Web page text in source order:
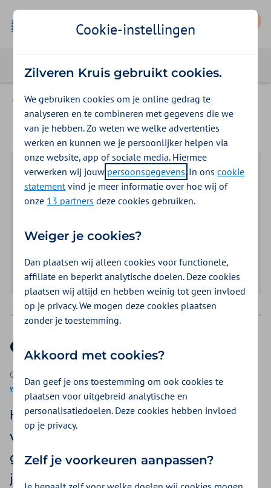
Webinars
Generatie Z op de werkvloer
Geplaatst op 20 juni 2023 | Een webinar als onderdeel van
webinars | minuten kijken
Hoe verhoudt Generatie Z zich ten opzichte
van de andere generaties? Wat is
generatiemanagement en wat kan dat voor
jou als leidinggevende betekenen?
Cookie-instellingen
Zilveren Kruis gebruikt cookies.
We gebruiken cookies om je online gedrag te
analyseren en te combineren met gegevens die we
van je hebben. Zo weten we welke advertenties
werken en kunnen we je persoonlijker helpen via
onze website, app of sociale media. Hiermee
verwerken wij jouw persoonsgegevens. In onscookie
statementvind je meer informatie over hoe wij of
onze 13 partners deze cookies gebruiken.
Weiger je cookies?
Dan plaatsen wij alleen cookies voor functionele,
affiliate en beperkt analytische doelen. Deze cookies
plaatsen wij altijd en hebben weinig tot geen invloed
op je privacy. We mogen deze cookies plaatsen
zonder je toestemming.
Akkoord met cookies?
Dan geef je ons toestemming om ook cookies te
plaatsen voor uitgebreid analytische en
personalisatiedoelen. Deze cookies hebben invloed
op je privacy.
Zelf je voorkeuren aanpassen?